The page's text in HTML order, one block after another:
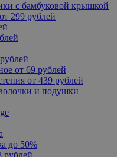
с бамбуковой крышкой
299 рублей
от 69 рублей
от 439 рублей
и подушки
до 50%
рублей